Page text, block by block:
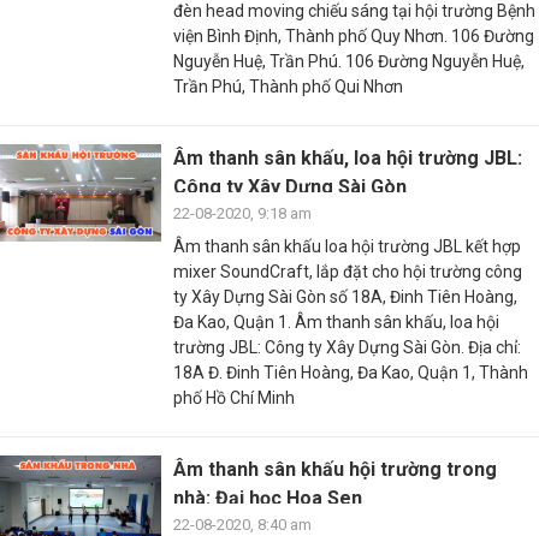
đèn head moving chiếu sáng tại hội trường Bệnh
viện Bình Định, Thành phố Quy Nhơn. 106 Đường
Nguyễn Huệ, Trần Phú. 106 Đường Nguyễn Huệ,
Trần Phú, Thành phố Qui Nhơn
Âm thanh sân khấu, loa hội trường JBL:
Công ty Xây Dựng Sài Gòn
22-08-2020, 9:18 am
Âm thanh sân khấu loa hội trường JBL kết hợp
mixer SoundCraft, lắp đặt cho hội trường công
ty Xây Dựng Sài Gòn số 18A, Đinh Tiên Hoàng,
Đa Kao, Quận 1. Âm thanh sân khấu, loa hội
trường JBL: Công ty Xây Dựng Sài Gòn. Địa chỉ:
18A Đ. Đinh Tiên Hoàng, Đa Kao, Quận 1, Thành
phố Hồ Chí Minh
Âm thanh sân khấu hội trường trong
nhà: Đại học Hoa Sen
22-08-2020, 8:40 am